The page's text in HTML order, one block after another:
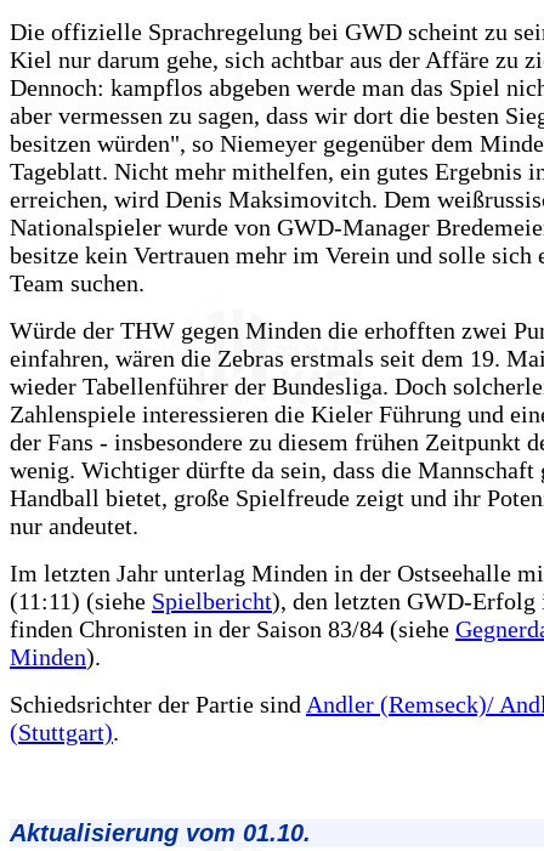
Die offizielle Sprachregelung bei GWD scheint zu
Kiel nur darum gehe, sich achtbar aus der Affäre zu
Dennoch: kampflos abgeben werde man das Spiel
aber vermessen zu sagen, dass wir dort die besten
besitzen würden", so Niemeyer gegenüber dem
Tageblatt. Nicht mehr mithelfen, ein gutes Ergebnis
erreichen, wird Denis Maksimovitch. Dem
Nationalspieler wurde von GWD-Manager
besitze kein Vertrauen mehr im Verein und solle sich
Team suchen.
Würde der THW gegen Minden die erhofften zwei
einfahren, wären die Zebras erstmals seit dem 19.
wieder Tabellenführer der Bundesliga. Doch
Zahlenspiele interessieren die Kieler Führung und
der Fans - insbesondere zu diesem frühen Zeitpunkt
wenig. Wichtiger dürfte da sein, dass die Mannschaft
Handball bietet, große Spielfreude zeigt und ihr
nur andeutet.
Im letzten Jahr unterlag Minden in der Ostseehalle
(11:11) (siehe Spielbericht), den letzten GWD-
finden Chronisten in der Saison 83/84 (siehe
Minden).
Schiedsrichter der Partie sind Andler (Remseck)/
(Stuttgart).
Aktualisierung vom 01.10.